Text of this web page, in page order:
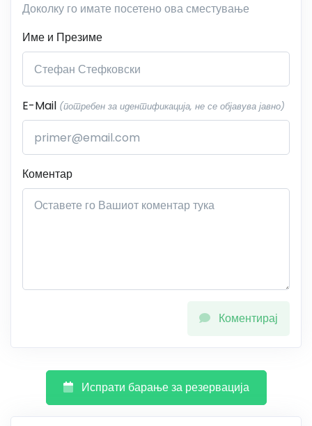
Доколку го имате посетено ова сместување
Име и Презиме
E-Mail (потребен за идентификација, не се објавува јавно)
Коментар
Коментирај
Испрати барање за резервација